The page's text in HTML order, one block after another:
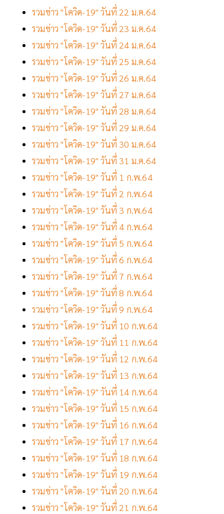
รวมข่าว "โควิด-19" วันที่ 22 ม.ค.64
รวมข่าว "โควิด-19" วันที่ 23 ม.ค.64
รวมข่าว "โควิด-19" วันที่ 24 ม.ค.64
รวมข่าว "โควิด-19" วันที่ 25 ม.ค.64
รวมข่าว "โควิด-19" วันที่ 26 ม.ค.64
รวมข่าว "โควิด-19" วันที่ 27 ม.ค.64
รวมข่าว "โควิด-19" วันที่ 28 ม.ค.64
รวมข่าว "โควิด-19" วันที่ 29 ม.ค.64
รวมข่าว "โควิด-19" วันที่ 30 ม.ค.64
รวมข่าว "โควิด-19" วันที่ 31 ม.ค.64
รวมข่าว "โควิด-19" วันที่ 1 ก.พ.64
รวมข่าว "โควิด-19" วันที่ 2 ก.พ.64
รวมข่าว "โควิด-19" วันที่ 3 ก.พ.64
รวมข่าว "โควิด-19" วันที่ 4 ก.พ.64
รวมข่าว "โควิด-19" วันที่ 5 ก.พ.64
รวมข่าว "โควิด-19" วันที่ 6 ก.พ.64
รวมข่าว "โควิด-19" วันที่ 7 ก.พ.64
รวมข่าว "โควิด-19" วันที่ 8 ก.พ.64
รวมข่าว "โควิด-19" วันที่ 9 ก.พ.64
รวมข่าว "โควิด-19" วันที่ 10 ก.พ.64
รวมข่าว "โควิด-19" วันที่ 11 ก.พ.64
รวมข่าว "โควิด-19" วันที่ 12 ก.พ.64
รวมข่าว "โควิด-19" วันที่ 13 ก.พ.64
รวมข่าว "โควิด-19" วันที่ 14 ก.พ.64
รวมข่าว "โควิด-19" วันที่ 15 ก.พ.64
รวมข่าว "โควิด-19" วันที่ 16 ก.พ.64
รวมข่าว "โควิด-19" วันที่ 17 ก.พ.64
รวมข่าว "โควิด-19" วันที่ 18 ก.พ.64
รวมข่าว "โควิด-19" วันที่ 19 ก.พ.64
รวมข่าว "โควิด-19" วันที่ 20 ก.พ.64
รวมข่าว "โควิด-19" วันที่ 21 ก.พ.64